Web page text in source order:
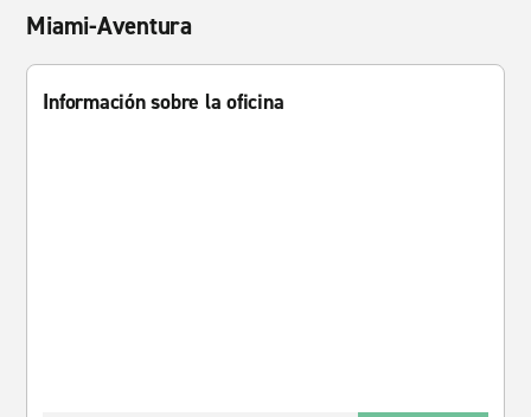
Miami-Aventura
Información sobre la oficina